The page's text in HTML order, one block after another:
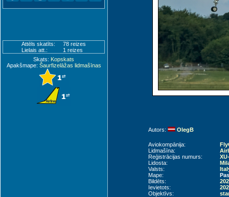
Attēls skatīts:
78 reizes
Lielais att.:
1 reizes
Skats: Kopskats
Apakšmape: Šaurfizelāžas lidmašīnas
Autors: OlegB
Aviokompānija:
Lidmašīna:
Reģistrācijas numurs:
Lidosta:
Valsts:
Mape:
Bildēts:
Ievietots:
Objektīvs: